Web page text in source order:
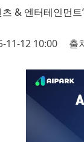
츠 & 엔터테인먼
11-12 10:00 출